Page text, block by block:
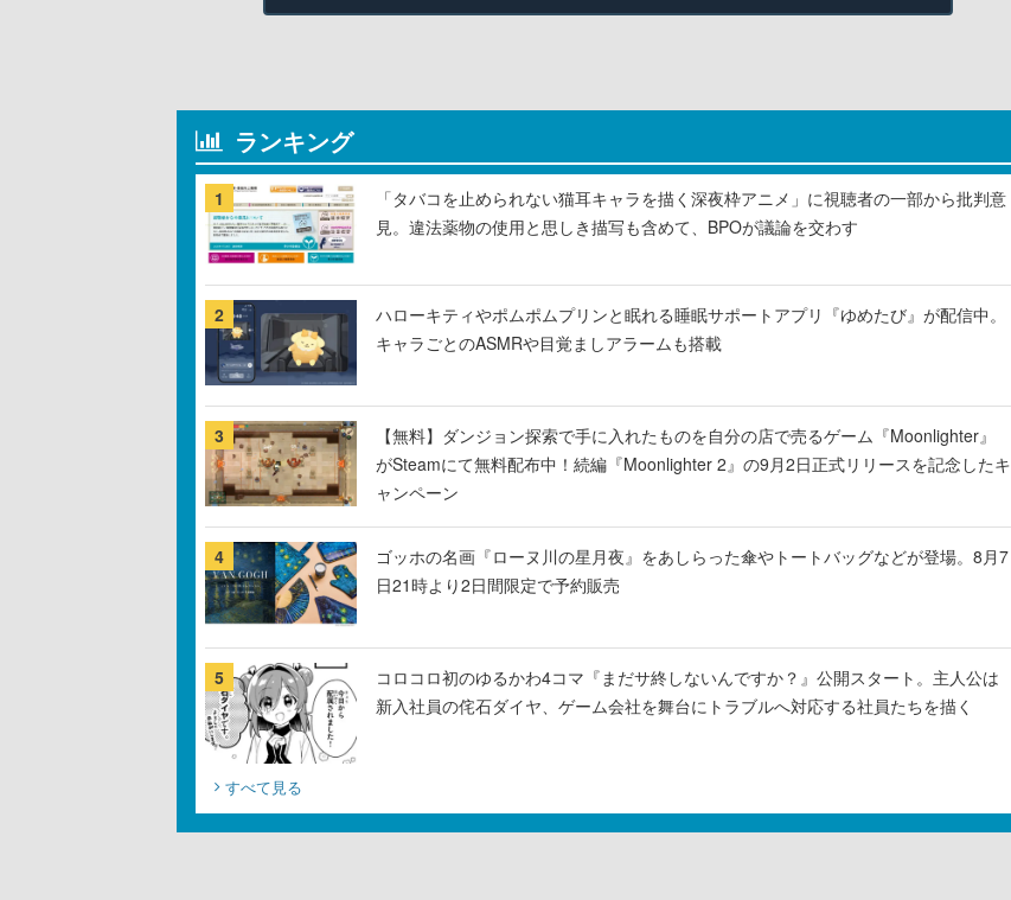
ランキング
1
「タバコを止められない猫耳キャラを描く深夜枠アニメ」に視聴者の一部から批判意
見。違法薬物の使用と思しき描写も含めて、BPOが議論を交わす
2
ハローキティやポムポムプリンと眠れる睡眠サポートアプリ『ゆめたび』が配信中。
キャラごとのASMRや目覚ましアラームも搭載
3
【無料】ダンジョン探索で手に入れたものを自分の店で売るゲーム『Moonlighter』
がSteamにて無料配布中！続編『Moonlighter 2』の9月2日正式リリースを記念したキ
ャンペーン
4
ゴッホの名画『ローヌ川の星月夜』をあしらった傘やトートバッグなどが登場。8月7
日21時より2日間限定で予約販売
5
コロコロ初のゆるかわ4コマ『まだサ終しないんですか？』公開スタート。主人公は
新入社員の侘石ダイヤ、ゲーム会社を舞台にトラブルへ対応する社員たちを描く
すべて見る